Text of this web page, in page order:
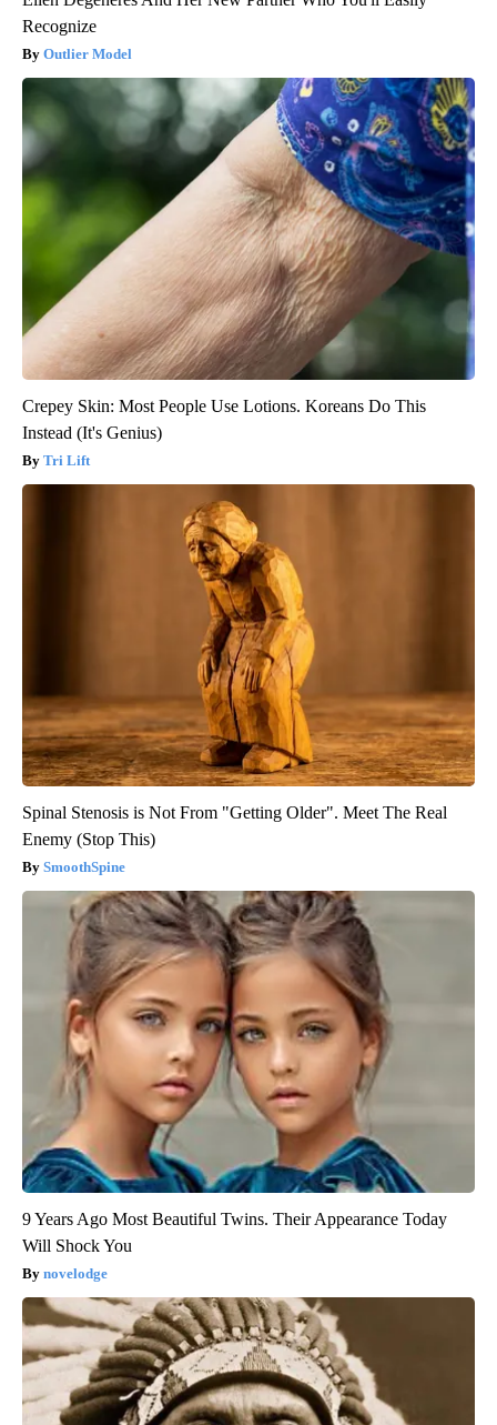
Recognize
Outlier Model
Crepey Skin: Most People Use Lotions. Koreans Do This
Instead (It's Genius)
Tri Lift
Spinal Stenosis is Not From "Getting Older". Meet The Real
Enemy (Stop This)
SmoothSpine
9 Years Ago Most Beautiful Twins. Their Appearance Today
Will Shock You
novelodge